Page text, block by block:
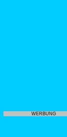
WERBUNG